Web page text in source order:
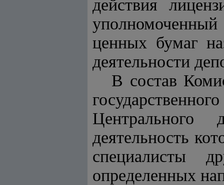
действия
уполномоченный
ценных бумаг
деятельности
В состав
Центрального
деятельность
специалисты
определенных